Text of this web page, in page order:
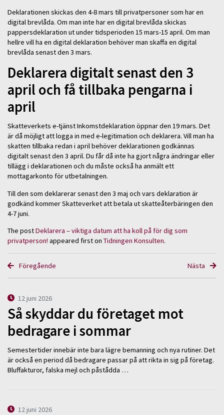
Deklarationen skickas den 4-8 mars till privatpersoner som har en
digital brevlåda. Om man inte har en digital brevlåda skickas
pappersdeklaration ut under tidsperioden 15 mars-15 april. Om man
hellre vill ha en digital deklaration behöver man skaffa en digital
brevlåda senast den 3 mars.
Deklarera digitalt senast den 3
april och få tillbaka pengarna i
april
Skatteverkets e-tjänst Inkomstdeklaration öppnar den 19 mars. Det
är då möjligt att logga in med e-legitimation och deklarera. Vill man ha
skatten tillbaka redan i april behöver deklarationen godkännas
digitalt senast den 3 april. Du får då inte ha gjort några ändringar eller
tillägg i deklarationen och du måste också ha anmält ett
mottagarkonto för utbetalningen.
Till den som deklarerar senast den 3 maj och vars deklaration är
godkänd kommer Skatteverket att betala ut skatteåterbäringen den
4-7 juni.
The postDeklarera – viktiga datum att ha koll på för dig som
privatperson! appeared first on Tidningen Konsulten.
Föregående Nästa
12 juni 2026
Så skyddar du företaget mot
bedragare i sommar
Semestertider innebär inte bara lägre bemanning och nya rutiner. Det
är också en period då bedragare passar på att rikta in sig på företag.
Bluffakturor, falska mejl och påstådda …
12 juni 2026